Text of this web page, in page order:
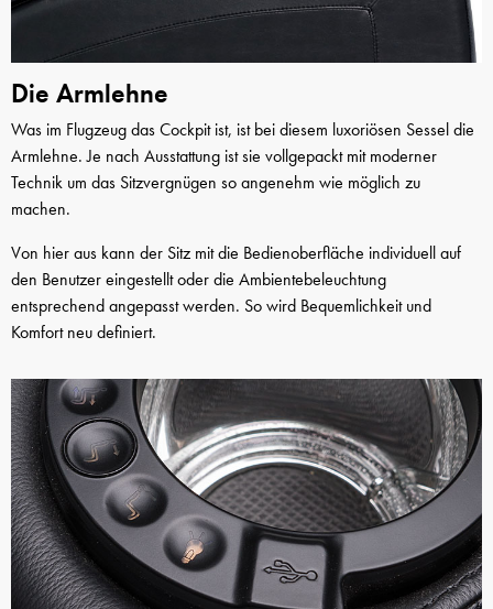
Die Armlehne
Was im Flugzeug das Cockpit ist, ist bei diesem luxoriösen Sessel die
Armlehne. Je nach Ausstattung ist sie vollgepackt mit moderner
Technik um das Sitzvergnügen so angenehm wie möglich zu
machen.
Von hier aus kann der Sitz mit die Bedienoberfläche individuell auf
den Benutzer eingestellt oder die Ambientebeleuchtung
entsprechend angepasst werden. So wird Bequemlichkeit und
Komfort neu definiert.